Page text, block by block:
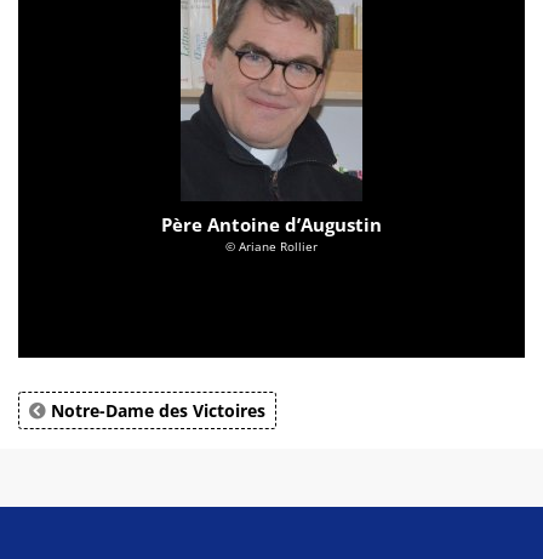
Père Antoine d’Augustin
© Ariane Rollier
Notre-Dame des Victoires